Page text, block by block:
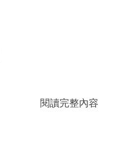
閱讀完整內容